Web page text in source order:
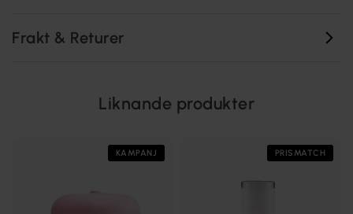
Frakt & Returer
Liknande produkter
KAMPANJ PRISMATCH